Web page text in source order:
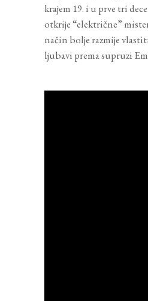
krajem 19. i u prve tri
otkrije “električne”
način bolje razmije
ljubavi prema supruzi